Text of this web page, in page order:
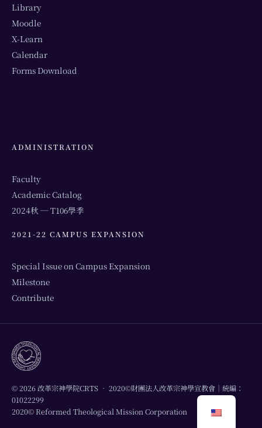
Library
Moodle
X-Learn
Calendar
Forms Download
ADMINISTRATION
Faculty
Academic Catalog
2024秋 ─ T106學季
2021-22 CAMPUS EXPANSION
Special Issue on Campus Expansion
Milestone
Contribute
© 2026 改革宗神學院CRTS • 2020©財團法人改革宗神學宣教會｜統編：
01022299
2020© Reformed Theological Mission Corporation